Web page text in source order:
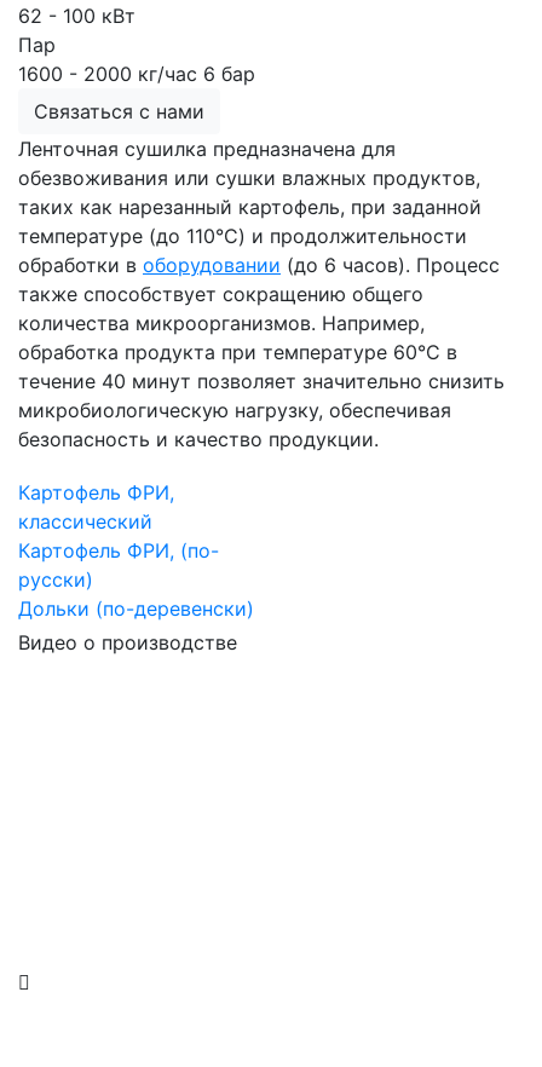
62 - 100 кВт
Пар
1600 - 2000 кг/час 6 бар
Связаться с нами
Ленточная сушилка предназначена для
обезвоживания или сушки влажных продуктов,
таких как нарезанный картофель, при заданной
температуре (до 110°C) и продолжительности
обработки в оборудовании (до 6 часов). Процесс
также способствует сокращению общего
количества микроорганизмов. Например,
обработка продукта при температуре 60°C в
течение 40 минут позволяет значительно снизить
микробиологическую нагрузку, обеспечивая
безопасность и качество продукции.
Картофель ФРИ,
классический
Картофель ФРИ, (по-
русски)
Дольки (по-деревенски)
Видео о производстве